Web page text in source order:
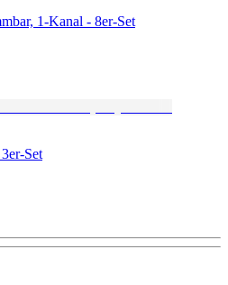
1-Kanal - 8er-Set
Set